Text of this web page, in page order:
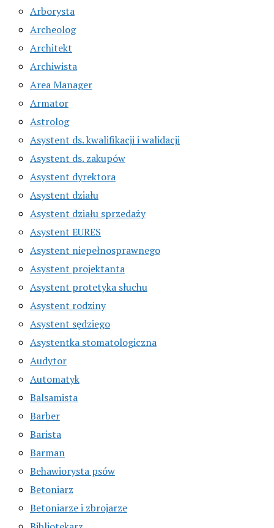
Arborysta
Archeolog
Architekt
Archiwista
Area Manager
Armator
Astrolog
Asystent ds. kwalifikacji i walidacji
Asystent ds. zakupów
Asystent dyrektora
Asystent działu
Asystent działu sprzedaży
Asystent EURES
Asystent niepełnosprawnego
Asystent projektanta
Asystent protetyka słuchu
Asystent rodziny
Asystent sędziego
Asystentka stomatologiczna
Audytor
Automatyk
Balsamista
Barber
Barista
Barman
Behawiorysta psów
Betoniarz
Betoniarze i zbrojarze